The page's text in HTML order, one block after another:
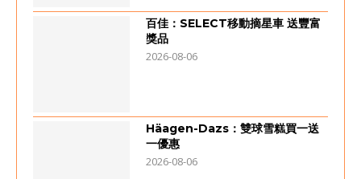
百佳：SELECT移動摘星車 送豐富
獎品
2026-08-06
Häagen-Dazs：雙球雪糕買一送
一優惠
2026-08-06